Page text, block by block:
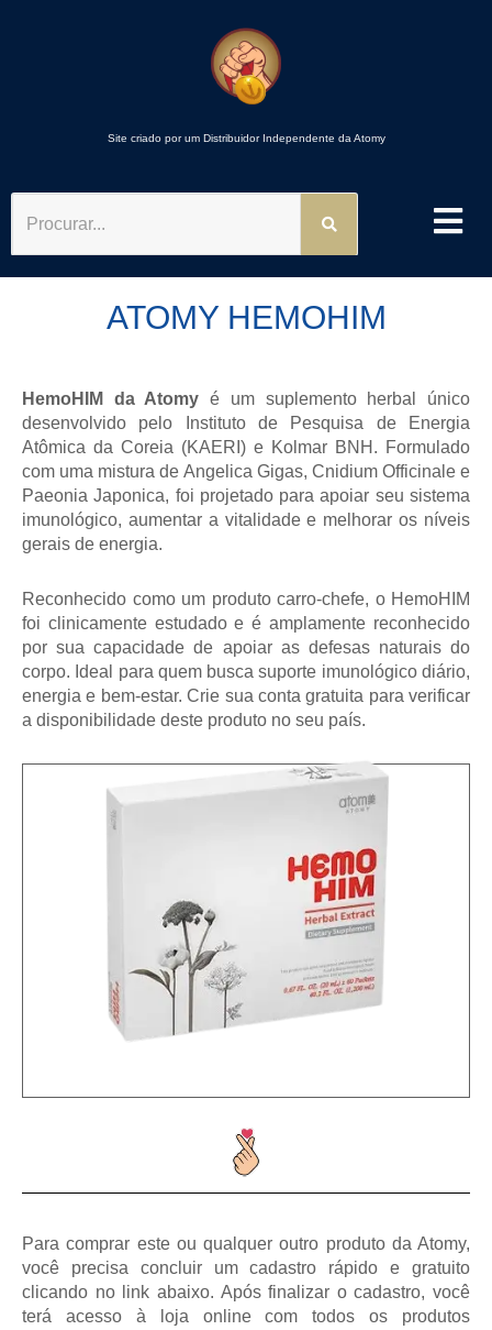
Site criado por um Distribuidor Independente da Atomy
PROCURAR
ATOMY HEMOHIM
HemoHIM da Atomy é um suplemento herbal único
desenvolvido pelo Instituto de Pesquisa de Energia
Atômica da Coreia (KAERI) e Kolmar BNH. Formulado
com uma mistura de Angelica Gigas, Cnidium Officinale e
Paeonia Japonica, foi projetado para apoiar seu sistema
imunológico, aumentar a vitalidade e melhorar os níveis
gerais de energia.
Reconhecido como um produto carro-chefe, o HemoHIM
foi clinicamente estudado e é amplamente reconhecido
por sua capacidade de apoiar as defesas naturais do
corpo. Ideal para quem busca suporte imunológico diário,
energia e bem-estar. Crie sua conta gratuita para verificar
a disponibilidade deste produto no seu país.
Para comprar este ou qualquer outro produto da Atomy,
você precisa concluir um cadastro rápido e gratuito
clicando no link abaixo. Após finalizar o cadastro, você
terá acesso à loja online com todos os produtos